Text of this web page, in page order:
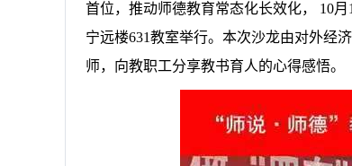
首位，推动师德教育常态化长效化， 10月
宁远楼631教室举行。本次沙龙由对外经
师，向教职工分享教书育人的心得感悟。